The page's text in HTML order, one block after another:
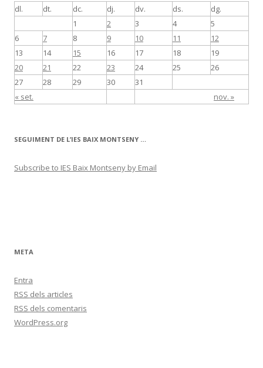
dl.
dt. dc. dj. dv. ds. dg.
« set. nov. »
1 2 3 4
5
6
7 8 9 10 11
12
13
14 15 16 17 18
19
20
21 22 23 24 25
26
27
28 29 30 31
SEGUIMENT DE L’IES BAIX MONTSENY …
Subscribe to IES Baix Montseny by Email
META
Entra
RSS dels articles
RSS dels comentaris
WordPress.org